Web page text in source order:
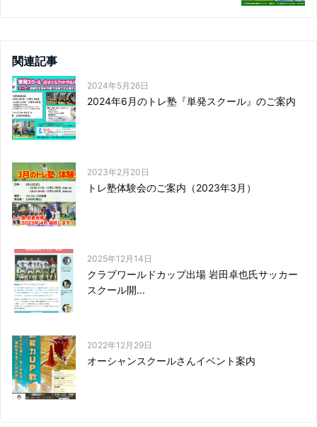
関連記事
2024年5月26日
2024年6月のトレ塾『単発スクール』のご案内
2023年2月20日
トレ塾体験会のご案内（2023年3月）
2025年12月14日
クラブワールドカップ出場 岩田卓也氏サッカー
スクール開...
2022年12月29日
オーシャンスクールさんイベント案内